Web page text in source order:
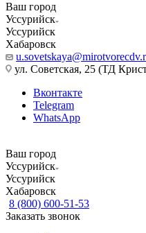
Ваш город
Уссурийск
Уссурийск
Хабаровск
ул. Советская, 25 (ТД
Вконтакте
Telegram
WhatsApp
Ваш город
Уссурийск
Уссурийск
Хабаровск
8 (800) 600-51-53
Заказать звонок